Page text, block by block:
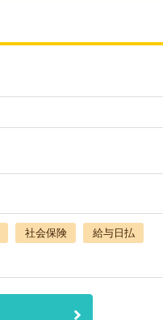
社会保険
給与日払